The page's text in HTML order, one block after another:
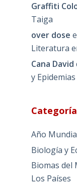
Graffiti
Taiga
over dose
Literatura
Cana David
y Epidemias
Año
Biología y
Biomas del
Los Países